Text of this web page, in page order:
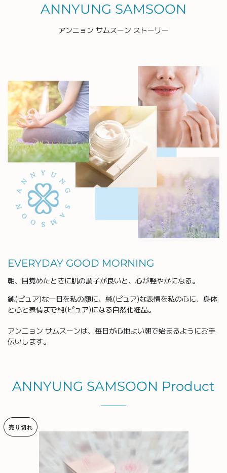
ANNYUNG SAMSOON
アンニョン サムスーン ストーリー
EVERYDAY GOOD MORNING
朝、目覚めたときに肌の調子が良いと、心が軽やかになる。
純(ピュア)な一日を私の顔に、純(ピュア)な表情を私の心に、身体
と心と表情まで純(ピュア)になる自然化粧品。
アンニョン サムスーンは、毎日が心地よい朝で始まるようにお手
伝いします。
ANNYUNG SAMSOON Product
売り切れ